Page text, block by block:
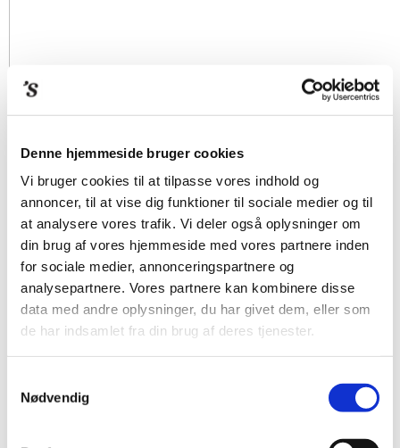
Denne hjemmeside bruger cookies
Vi bruger cookies til at tilpasse vores indhold og
annoncer, til at vise dig funktioner til sociale medier og til
at analysere vores trafik. Vi deler også oplysninger om
din brug af vores hjemmeside med vores partnere inden
for sociale medier, annonceringspartnere og
analysepartnere. Vores partnere kan kombinere disse
data med andre oplysninger, du har givet dem, eller som
de har indsamlet fra din brug af deres tjenester.
Nødvendig